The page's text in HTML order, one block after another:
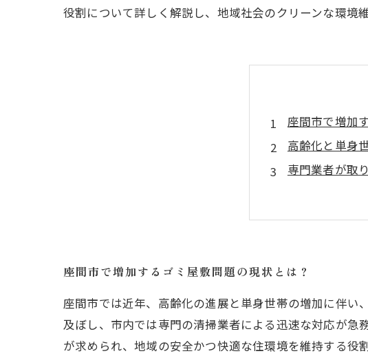
役割について詳しく解説し、地域社会のクリーンな環境
座間市で増加
高齢化と単身
専門業者が取
遺品整理が果
座間市の不用
座間市の住環
座間市で増加するゴミ屋敷問題の現状とは？
座間市では近年、高齢化の進展と単身世帯の増加に伴い
及ぼし、市内では専門の清掃業者による迅速な対応が急
が求められ、地域の安全かつ快適な住環境を維持する役